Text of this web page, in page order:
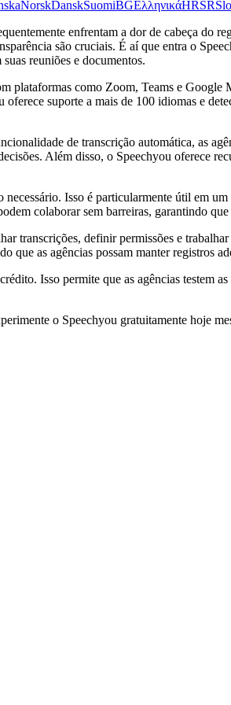
NorskDanskSuomiBGΕλληνικάHRSR
enfrentam a dor de cabeça do
são cruciais. É aí que entra o
reuniões e documentos.
plataformas como Zoom, Teams e
suporte a mais de 100 idiomas e
de transcrição automática, as
Além disso, o Speechyou oferece
Isso é particularmente útil em
colaborar sem barreiras, garantindo
transcrições, definir permissões e
as agências possam manter registros
Isso permite que as agências testem
o Speechyou gratuitamente hoje